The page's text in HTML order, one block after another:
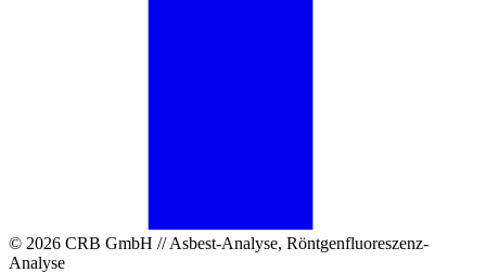
© 2026 CRB GmbH // Asbest-Analyse, Röntgenfluoreszenz-
Analyse